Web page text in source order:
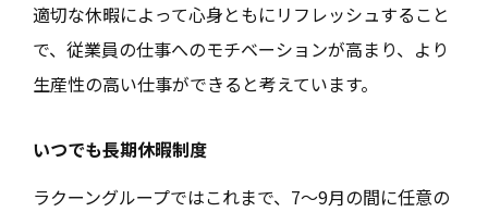
適切な休暇によって心身ともにリフレッシュすること
で、従業員の仕事へのモチベーションが高まり、より
生産性の高い仕事ができると考えています。
いつでも長期休暇制度
ラクーングループではこれまで、7～9月の間に任意の